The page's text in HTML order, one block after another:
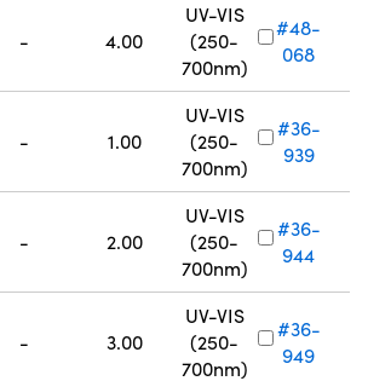
- 4.00
UV-VIS
(250-
700nm)
#48-
068
- 1.00
UV-VIS
(250-
700nm)
#36-
939
- 2.00
UV-VIS
(250-
700nm)
#36-
944
- 3.00
UV-VIS
(250-
700nm)
#36-
949